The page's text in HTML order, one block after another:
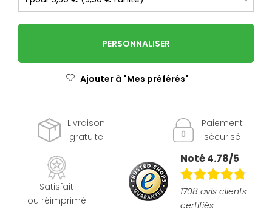
PERSONNALISER
Ajouter à "Mes préférés"
Livraison
gratuite
Paiement
sécurisé
Satisfait
ou réimprimé
Noté 4.78/5
1708 avis clients
certifiés